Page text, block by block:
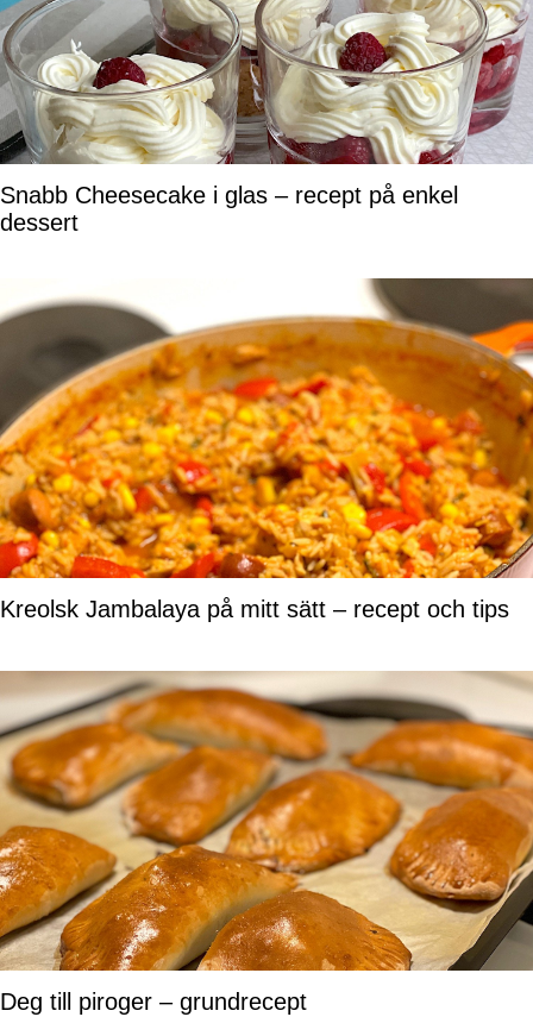
Snabb Cheesecake i glas – recept på enkel
dessert
Kreolsk Jambalaya på mitt sätt – recept och tips
Deg till piroger – grundrecept